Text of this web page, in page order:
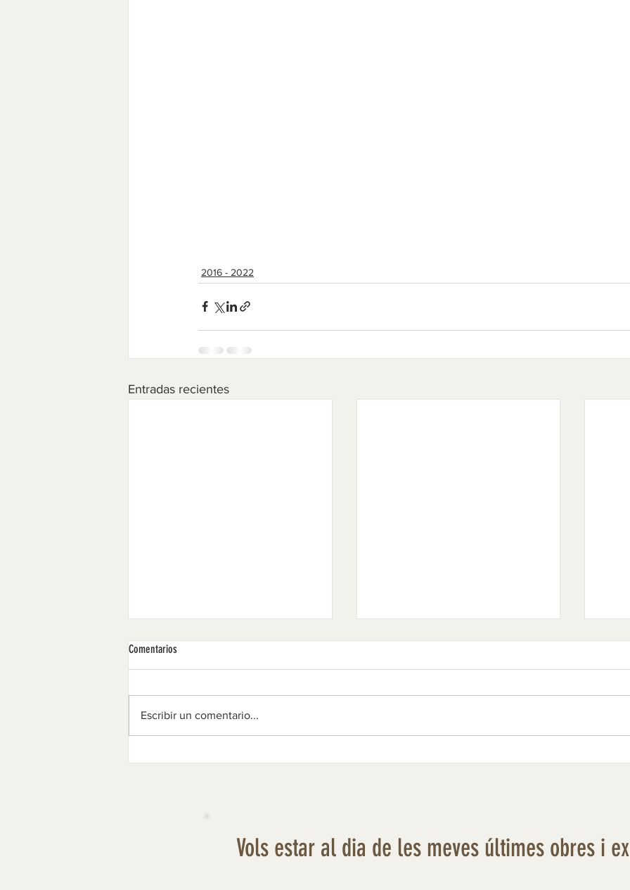
2016 - 2022
Entradas recientes
Tintes: retrat i perfil
El Mar
Comentarios
Escribir un comentario...
Vols estar al dia de les meves últimes obres i